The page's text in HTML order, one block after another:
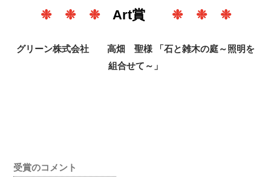
❉ ❉ ❉ Art賞❉ ❉ ❉
グリーン株式会社 高畑 聖様 「石と雑木の庭～照明を
組合せて～」
受賞のコメント